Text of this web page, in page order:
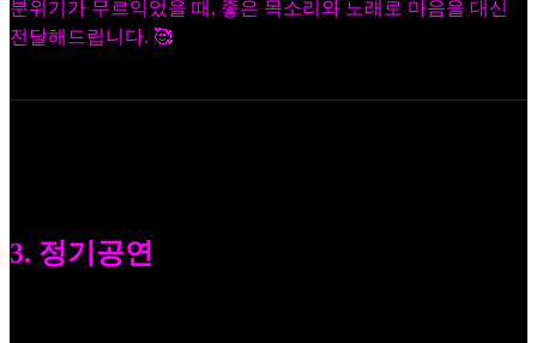
분위기가 무르익었을 때, 좋은 목소리와 노래로 마음을 대신
전달해드립니다. 🥰
3. 정기공연